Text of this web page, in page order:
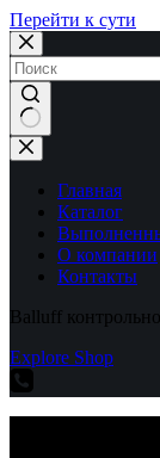
Перейти к сути
Ничего
не
найденоГлавная
Каталог
О компании
Контакты
Balluff
Explore Shop